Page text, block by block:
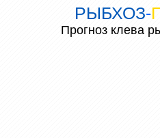
РЫБХОЗ-
Прогноз клева